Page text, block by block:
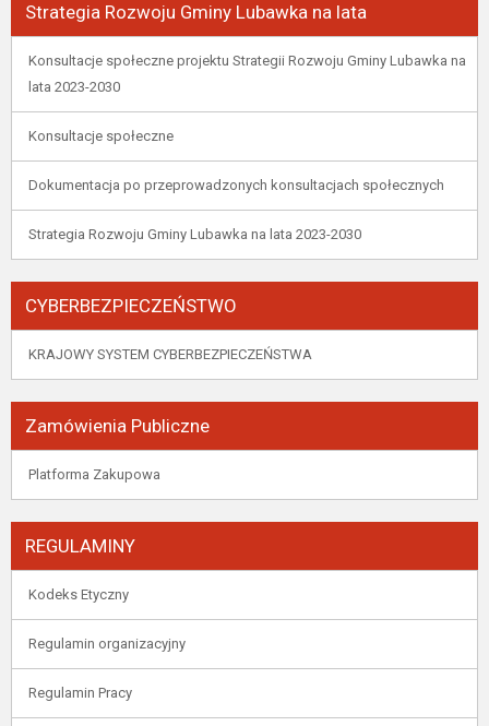
Strategia Rozwoju Gminy Lubawka na lata
Konsultacje społeczne projektu Strategii Rozwoju Gminy Lubawka na
lata 2023-2030
Konsultacje społeczne
Dokumentacja po przeprowadzonych konsultacjach społecznych
Strategia Rozwoju Gminy Lubawka na lata 2023-2030
CYBERBEZPIECZEŃSTWO
KRAJOWY SYSTEM CYBERBEZPIECZEŃSTWA
Zamówienia Publiczne
Platforma Zakupowa
REGULAMINY
Kodeks Etyczny
Regulamin organizacyjny
Regulamin Pracy